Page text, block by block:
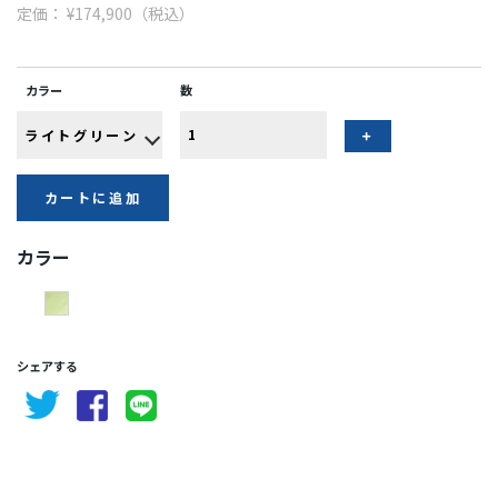
定価： ¥174,900（税込）
カラー 数
カートに追加
カラー
シェアする